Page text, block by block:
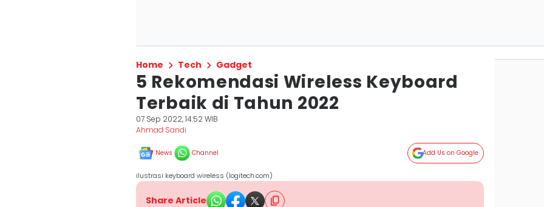
Home Tech Gadget
5 Rekomendasi Wireless Keyboard
Terbaik di Tahun 2022
07 Sep 2022, 14:52 WIB
Ahmad Sandi
News Channel Add Us on Google
ilustrasi keyboard wireless (logitech.com)
Share Article